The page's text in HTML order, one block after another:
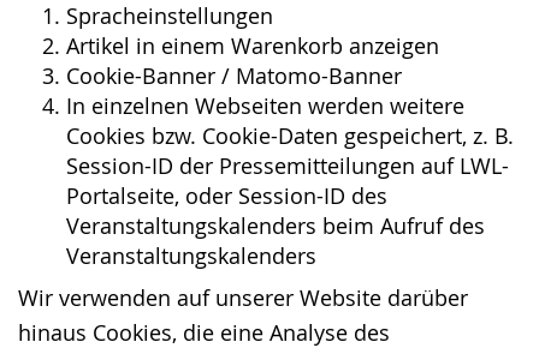
Spracheinstellungen
Artikel in einem Warenkorb anzeigen
Cookie-Banner / Matomo-Banner
In einzelnen Webseiten werden weitere
Cookies bzw. Cookie-Daten gespeichert, z. B.
Session-ID der Pressemitteilungen auf LWL-
Portalseite, oder Session-ID des
Veranstaltungskalenders beim Aufruf des
Veranstaltungskalenders
Wir verwenden auf unserer Website darüber
hinaus Cookies, die eine Analyse des